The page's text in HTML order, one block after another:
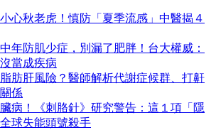
心秋老虎！慎防「夏季流感」中醫揭４
年防肌少症，別漏了肥胖！台大權威：
當成疾病
肪肝風險？醫師解析代謝症候群、打鼾
係
病！《刺胳針》研究警告：這１項「隱
球失能頭號殺手